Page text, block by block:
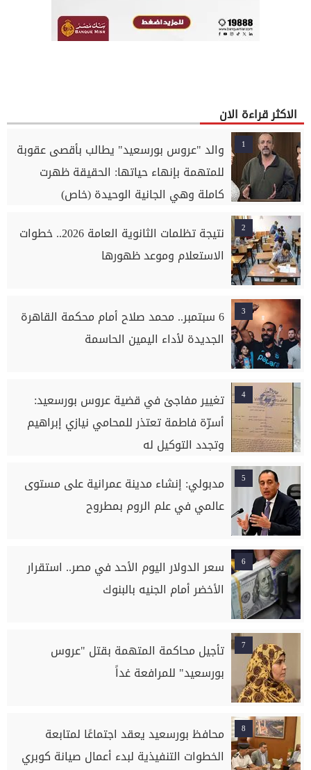
الاكثر قراءة الان
1
والد "عروس بورسعيد" يطالب بأقصى عقوبة
للمتهمة بإنهاء حياتها: الحقيقة ظهرت
كاملة وهي الجانية الوحيدة (خاص)
2
نتيجة تظلمات الثانوية العامة 2026.. خطوات
الاستعلام وموعد ظهورها
3
6 سبتمبر.. محمد صلاح أمام محكمة القاهرة
الجديدة لأداء اليمين الحاسمة
4
تغيير مفاجئ في قضية عروس بورسعيد:
أسرّة فاطمة تعتذر للمحامي نيازي إبراهيم
وتجدد التوكيل له
5
مدبولي: إنشاء مدينة عمرانية على مستوى
عالمي في علم الروم بمطروح
6
سعر الدولار اليوم الأحد في مصر.. استقرار
الأخضر أمام الجنيه بالبنوك
7
تأجيل محاكمة المتهمة بقتل "عروس
بورسعيد" للمرافعة غداً
8
محافظ بورسعيد يعقد اجتماعًا لمتابعة
الخطوات التنفيذية لبدء أعمال صيانة كوبري